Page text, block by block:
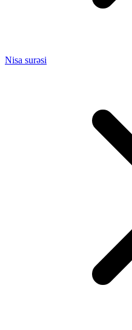
Nisa surəsi